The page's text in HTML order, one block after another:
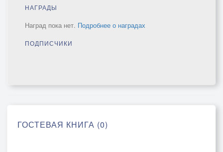
НАГРАДЫ
Наград пока нет. Подробнее о наградах
ПОДПИСЧИКИ
ГОСТЕВАЯ КНИГА (0)